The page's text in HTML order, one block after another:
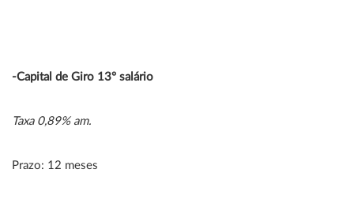
-Capital de Giro 13º salário
Taxa 0,89% am.
Prazo: 12 meses